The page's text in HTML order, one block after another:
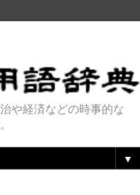
や経済などの時事的な
▼